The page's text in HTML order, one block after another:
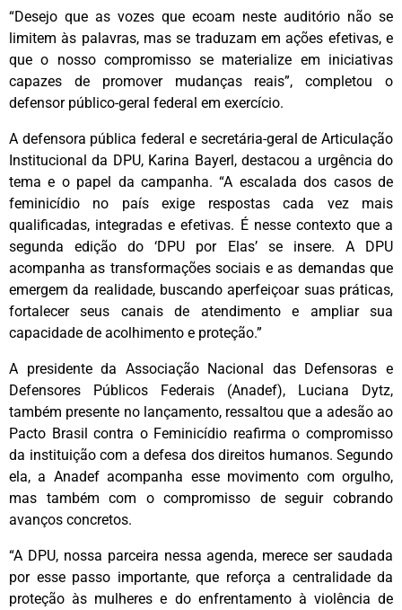
“Desejo que as vozes que ecoam neste auditório não se
limitem às palavras, mas se traduzam em ações efetivas, e
que o nosso compromisso se materialize em iniciativas
capazes de promover mudanças reais”, completou o
defensor público-geral federal em exercício.
A defensora pública federal e secretária-geral de Articulação
Institucional da DPU, Karina Bayerl, destacou a urgência do
tema e o papel da campanha. “A escalada dos casos de
feminicídio no país exige respostas cada vez mais
qualificadas, integradas e efetivas. É nesse contexto que a
segunda edição do ‘DPU por Elas’ se insere. A DPU
acompanha as transformações sociais e as demandas que
emergem da realidade, buscando aperfeiçoar suas práticas,
fortalecer seus canais de atendimento e ampliar sua
capacidade de acolhimento e proteção.”
A presidente da Associação Nacional das Defensoras e
Defensores Públicos Federais (Anadef), Luciana Dytz,
também presente no lançamento, ressaltou que a adesão ao
Pacto Brasil contra o Feminicídio reafirma o compromisso
da instituição com a defesa dos direitos humanos. Segundo
ela, a Anadef acompanha esse movimento com orgulho,
mas também com o compromisso de seguir cobrando
avanços concretos.
“A DPU, nossa parceira nessa agenda, merece ser saudada
por esse passo importante, que reforça a centralidade da
proteção às mulheres e do enfrentamento à violência de